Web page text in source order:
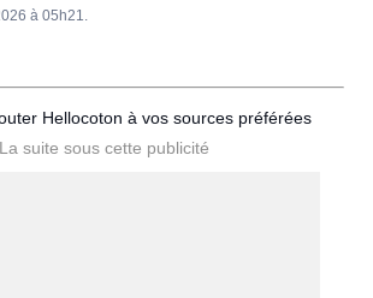
à 05h21.
Hellocoton à vos sources préférées